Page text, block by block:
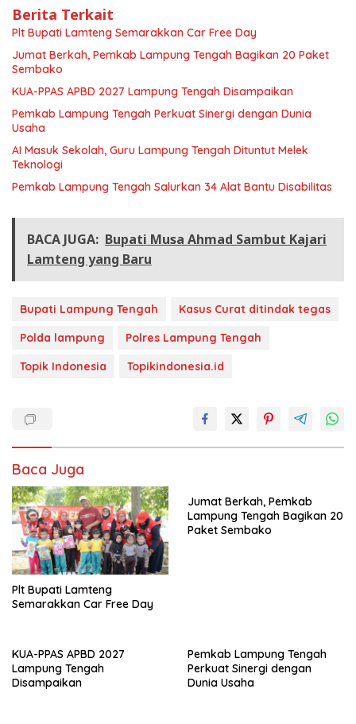
Berita Terkait
Plt Bupati Lamteng Semarakkan Car Free Day
Jumat Berkah, Pemkab Lampung Tengah Bagikan 20 Paket
Sembako
KUA-PPAS APBD 2027 Lampung Tengah Disampaikan
Pemkab Lampung Tengah Perkuat Sinergi dengan Dunia
Usaha
AI Masuk Sekolah, Guru Lampung Tengah Dituntut Melek
Teknologi
Pemkab Lampung Tengah Salurkan 34 Alat Bantu Disabilitas
BACA JUGA: Bupati Musa Ahmad Sambut Kajari
Lamteng yang Baru
Bupati Lampung Tengah
Kasus Curat ditindak tegas
Polda lampung
Polres Lampung Tengah
Topik Indonesia
Topikindonesia.id
Baca Juga
Plt Bupati Lamteng
Semarakkan Car Free Day
Jumat Berkah, Pemkab
Lampung Tengah Bagikan 20
Paket Sembako
KUA-PPAS APBD 2027
Lampung Tengah
Disampaikan
Pemkab Lampung Tengah
Perkuat Sinergi dengan
Dunia Usaha